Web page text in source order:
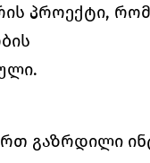
პროექტი,
გაზრდილი